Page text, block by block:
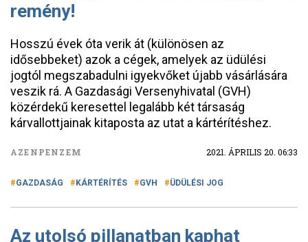
remény!
Hosszú évek óta verik át (különösen az
idősebbeket) azok a cégek, amelyek az üdülési
jogtól megszabadulni igyekvőket újabb vásárlására
veszik rá. A Gazdasági Versenyhivatal (GVH)
közérdekű keresettel legalább két társaság
kárvallottjainak kitaposta az utat a kártérítéshez.
AZENPENZEM 2021. ÁPRILIS 20. 06:33
GAZDASÁG KÁRTÉRÍTÉS GVH ÜDÜLÉSI JOG
Az utolsó pillanatban kaphat